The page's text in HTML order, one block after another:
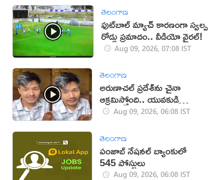
తెలంగాణ
ఫుట్‌బాల్ మ్యాచ్‌ కారణంగా స్వల్ప
రోడ్డు ప్రమాదం.. వీడియో వైరల్!
Aug 09, 2026, 07:08 IST
తెలంగాణ
అరుణాచల్‌ ప్రదేశ్‌ను చైనా
ఆక్రమిస్తోంది.. యువకుడి
వీడియో వైరల్
Aug 09, 2026, 06:08 IST
తెలంగాణ
పంజాబ్ నేషనల్ బ్యాంకులో
545 పోస్టులు
Aug 09, 2026, 06:08 IST